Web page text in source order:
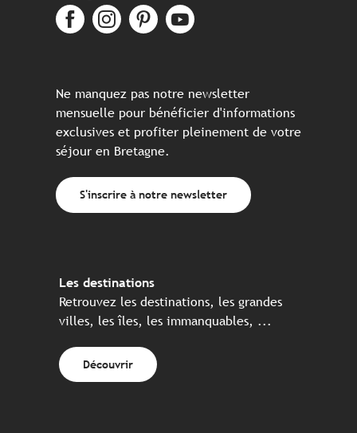
Ne manquez pas notre newsletter
mensuelle pour bénéficier d'informations
exclusives et profiter pleinement de votre
séjour en Bretagne.
S'inscrire à notre newsletter
Les destinations
Retrouvez les destinations, les grandes
villes, les îles, les immanquables, ...
Découvrir